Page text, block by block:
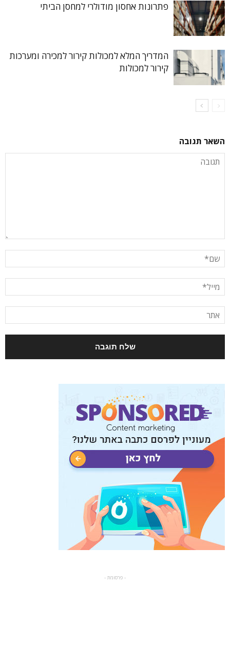
פתרונות אחסון מודולרי למחסן הביתי
המדריך המלא למכולות קירור למכירה ומערכות
קירור למכולות
השאר תגובה
- פרסומת -